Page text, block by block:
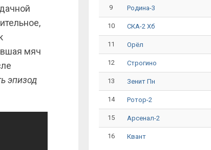
мяч
эпизод
9 Родина-3
10 СКА-2 Хб
11 Орёл
12 Строгино
13 Зенит Пн
14 Ротор-2
15 Арсенал-2
16 Квант